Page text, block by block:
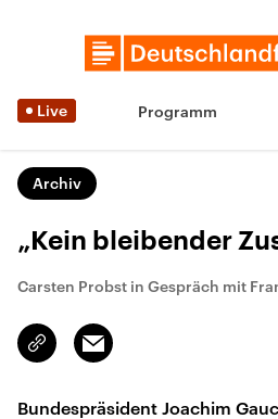
Live Programm
Archiv
„Kein bleibender
Carsten Probst in Gespräch mit
Link
kopieren/teilen
Email
Bundespräsident Joachim